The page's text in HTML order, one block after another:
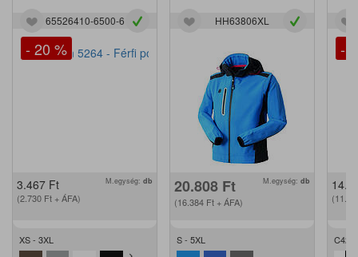
65526410-6500-6
- 20 %
3.467 Ft
(2.730 Ft + ÁFA)
M.egység: db
XS - 3XL
HH63806XL
20.808 Ft
(16.384 Ft + ÁFA)
M.egység: db
S - 5XL
-
C42 -